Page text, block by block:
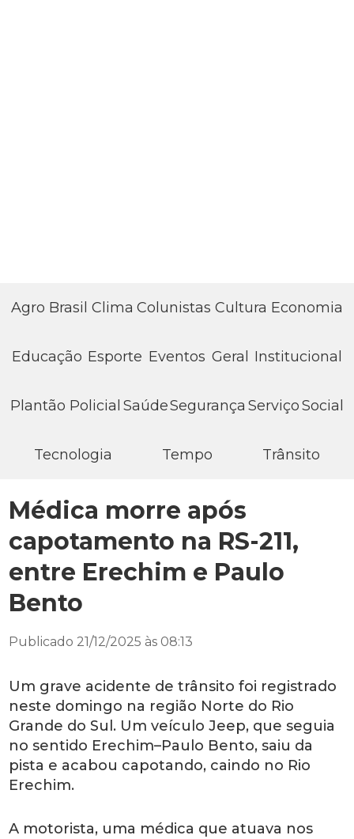
Agro Brasil Clima Colunistas Cultura Economia
Educação Esporte Eventos Geral Institucional
Plantão Policial SaúdeSegurança ServiçoSocial
Tecnologia Tempo Trânsito
Médica morre após
capotamento na RS-211,
entre Erechim e Paulo
Bento
Publicado 21/12/2025 às 08:13
Um grave acidente de trânsito foi registrado
neste domingo na região Norte do Rio
Grande do Sul. Um veículo Jeep, que seguia
no sentido Erechim–Paulo Bento, saiu da
pista e acabou capotando, caindo no Rio
Erechim.
A motorista, uma médica que atuava nos